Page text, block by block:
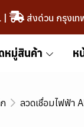
| ส่งด่วน กรุงเท
หมู่สินค้า ห
ลวดเชื่อมไฟฟ้า